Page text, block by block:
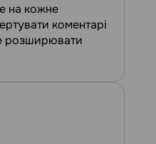
на кожне
коментарі
розширювати